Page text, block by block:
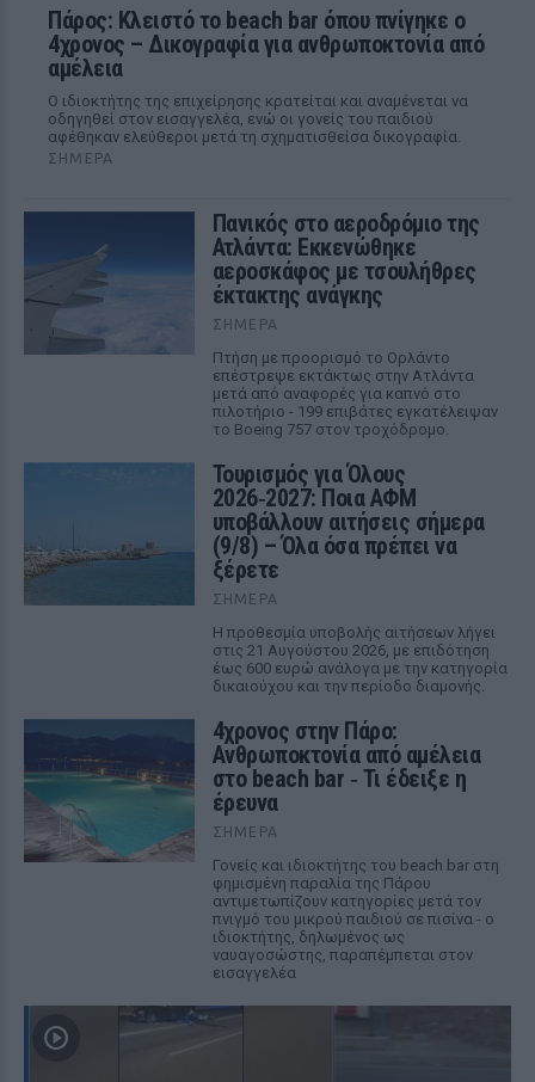
Πάρος: Κλειστό το beach bar όπου πνίγηκε ο
4χρονος – Δικογραφία για ανθρωποκτονία από
αμέλεια
Ο ιδιοκτήτης της επιχείρησης κρατείται και αναμένεται να
οδηγηθεί στον εισαγγελέα, ενώ οι γονείς του παιδιού
αφέθηκαν ελεύθεροι μετά τη σχηματισθείσα δικογραφία.
ΣΉΜΕΡΑ
Πανικός στο αεροδρόμιο της
Ατλάντα: Εκκενώθηκε
αεροσκάφος με τσουλήθρες
έκτακτης ανάγκης
ΣΉΜΕΡΑ
Πτήση με προορισμό το Ορλάντο
επέστρεψε εκτάκτως στην Ατλάντα
μετά από αναφορές για καπνό στο
πιλοτήριο - 199 επιβάτες εγκατέλειψαν
το Boeing 757 στον τροχόδρομο.
Τουρισμός για Όλους
2026‑2027: Ποια ΑΦΜ
υποβάλλουν αιτήσεις σήμερα
(9/8) – Όλα όσα πρέπει να
ξέρετε
ΣΉΜΕΡΑ
Η προθεσμία υποβολής αιτήσεων λήγει
στις 21 Αυγούστου 2026, με επιδότηση
έως 600 ευρώ ανάλογα με την κατηγορία
δικαιούχου και την περίοδο διαμονής.
4χρονος στην Πάρο:
Ανθρωποκτονία από αμέλεια
στο beach bar ‑ Τι έδειξε η
έρευνα
ΣΉΜΕΡΑ
Γονείς και ιδιοκτήτης του beach bar στη
φημισμένη παραλία της Πάρου
αντιμετωπίζουν κατηγορίες μετά τον
πνιγμό του μικρού παιδιού σε πισίνα - ο
ιδιοκτήτης, δηλωμένος ως
ναυαγοσώστης, παραπέμπεται στον
εισαγγελέα